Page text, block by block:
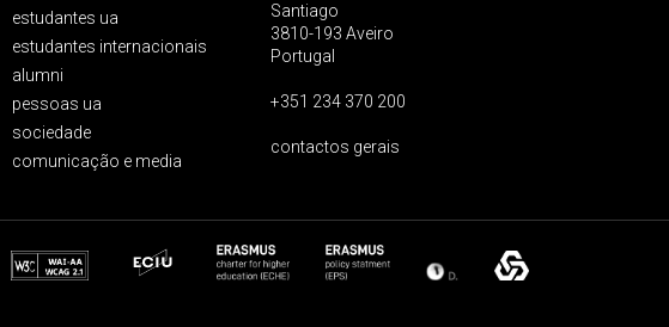
estudantes ua
estudantes internacionais
alumni
pessoas ua
sociedade
comunicação e media
Santiago
3810-193 Aveiro
Portugal
+351 234 370 200
contactos gerais